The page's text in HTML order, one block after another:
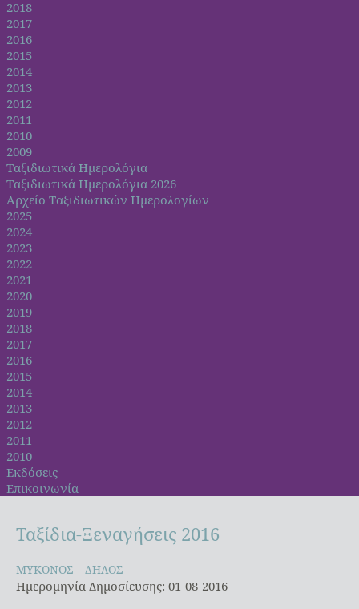
2018
2017
2016
2015
2014
2013
2012
2011
2010
2009
Ταξιδιωτικά Ημερολόγια
Ταξιδιωτικά Ημερολόγια 2026
Αρχείο Ταξιδιωτικών Ημερολογίων
2025
2024
2023
2022
2021
2020
2019
2018
2017
2016
2015
2014
2013
2012
2011
2010
Εκδόσεις
Επικοινωνία
Ταξίδια-Ξεναγήσεις 2016
ΜΥΚΟΝΟΣ – ΔΗΛΟΣ
ΜΥΚΟΝΟΣ – ΔΗΛΟΣ
Ημερομηνία Δημοσίευσης: 01-08-2016